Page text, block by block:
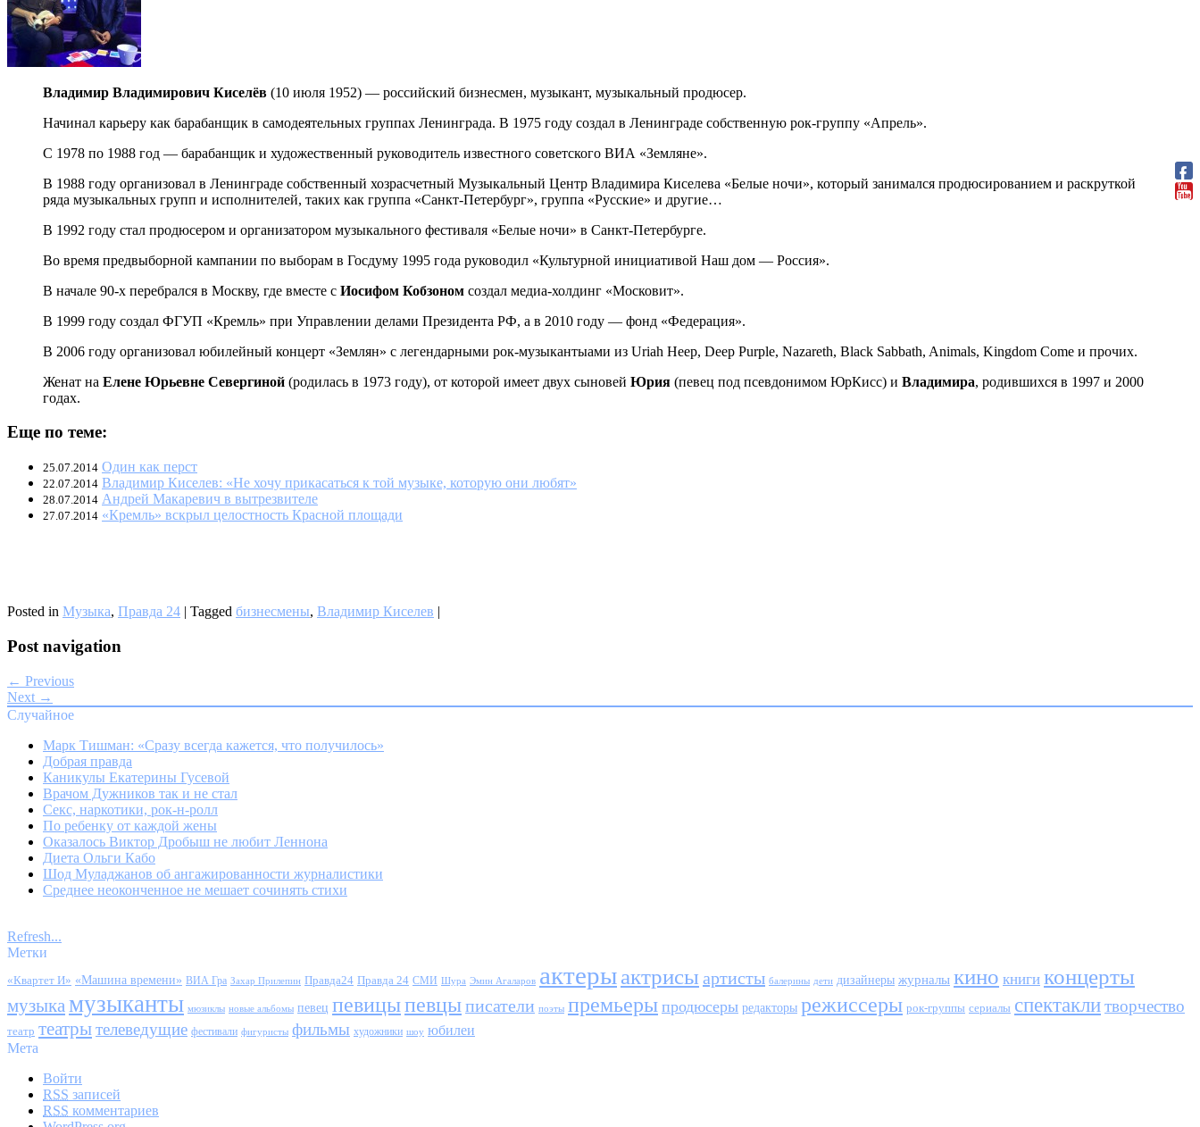
Владимир Владимирович Киселёв (10 июля 1952) — российский бизнесмен, музыкант, музыкальный продюсер.
Начинал карьеру как барабанщик в самодеятельных группах Ленинграда. В 1975 году создал в Ленинграде собственную рок-группу «Апрель».
С 1978 по 1988 год — барабанщик и художественный руководитель известного советского ВИА «Земляне».
В 1988 году организовал в Ленинграде собственный хозрасчетный Музыкальный Центр Владимира Киселева «Белые ночи», который занимался продюсированием и раскруткой
ряда музыкальных групп и исполнителей, таких как группа «Санкт-Петербург», группа «Русские» и другие…
В 1992 году стал продюсером и организатором музыкального фестиваля «Белые ночи» в Санкт-Петербурге.
Во время предвыборной кампании по выборам в Госдуму 1995 года руководил «Культурной инициативой Наш дом — Россия».
В начале 90-х перебрался в Москву, где вместе с Иосифом Кобзоном создал медиа-холдинг «Московит».
В 1999 году создал ФГУП «Кремль» при Управлении делами Президента РФ, а в 2010 году — фонд «Федерация».
В 2006 году организовал юбилейный концерт «Землян» с легендарными рок-музыкантыами из Uriah Heep, Deep Purple, Nazareth, Black Sabbath, Animals, Kingdom Come и прочих.
Женат на Елене Юрьевне Севергиной (родилась в 1973 году), от которой имеет двух сыновей Юрия (певец под псевдонимом ЮрКисс) и Владимира, родившихся в 1997 и 2000
годах.
Еще по теме:
25.07.2014 Один как перст
22.07.2014 Владимир Киселев: «Не хочу прикасаться к той музыке, которую они любят»
28.07.2014 Андрей Макаревич в вытрезвителе
27.07.2014 «Кремль» вскрыл целостность Красной площади
Posted in Музыка, Правда 24 | Tagged бизнесмены, Владимир Киселев |
Post navigation
← Previous
Next →
Случайное
Марк Тишман: «Сразу всегда кажется, что получилось»
Добрая правда
Каникулы Екатерины Гусевой
Врачом Дужников так и не стал
Секс, наркотики, рок-н-ролл
По ребенку от каждой жены
Оказалось Виктор Дробыш не любит Леннона
Диета Ольги Кабо
Шод Муладжанов об ангажированности журналистики
Среднее неоконченное не мешает сочинять стихи
Refresh...
Метки
«Квартет И» «Машина времени» ВИА Гра Захар Прилепин Правда24 Правда 24 СМИ Шура Эмин Агаларов актерыактрисы артисты балерины дети дизайнеры журналы кино книги концерты
музыка музыканты мюзиклы новые альбомы певец певицыпевцыписатели поэты премьеры продюсеры редакторы режиссеры рок-группы сериалы спектаклитворчество
театр театрытелеведущие фестивали фигуристы фильмы художники шоу юбилеи
Мета
Войти
RSS записей
RSS комментариев